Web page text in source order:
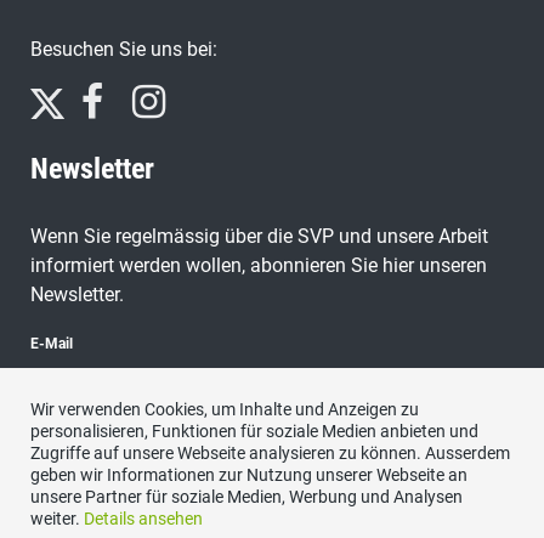
Besuchen Sie uns bei:
Newsletter
Wenn Sie regelmässig über die SVP und unsere Arbeit
informiert werden wollen, abonnieren Sie hier unseren
Newsletter.
E-Mail
abonnieren
Wir verwenden Cookies, um Inhalte und Anzeigen zu
personalisieren, Funktionen für soziale Medien anbieten und
Zugriffe auf unsere Webseite analysieren zu können. Ausserdem
geben wir Informationen zur Nutzung unserer Webseite an
unsere Partner für soziale Medien, Werbung und Analysen
weiter. Details ansehen